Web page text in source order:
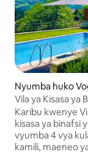
Nyumba huko
Vila ya Kisasa ya
Faragha Kamili
Karibu kwenye
kisasa ya binafsi
vyumba 4 vya
kamili, maeneo